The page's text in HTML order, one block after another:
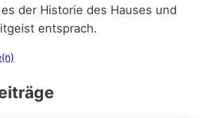
der Historie des Hauses und
entsprach.